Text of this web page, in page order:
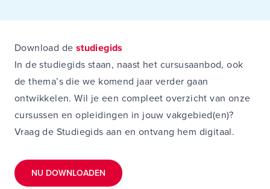
Download de studiegids
In de studiegids staan, naast het cursusaanbod, ook
de thema’s die we komend jaar verder gaan
ontwikkelen. Wil je een compleet overzicht van onze
cursussen en opleidingen in jouw vakgebied(en)?
Vraag de Studiegids aan en ontvang hem digitaal.
NU DOWNLOADEN